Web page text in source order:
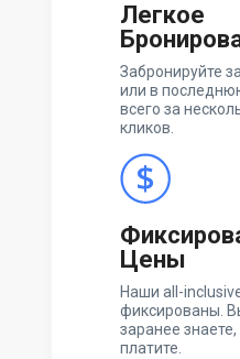
Легкое
Забронируйте
или в
всего за
кликов.
Цены
Наши all-
фиксированы.
заранее знаете,
платите.